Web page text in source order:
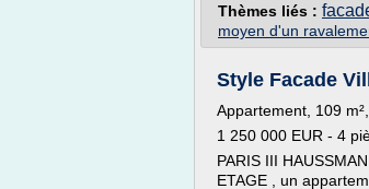
Thèmes liés :
moyen d'un
Style Facade
Appartement, 109
1 250 000 EUR - 4
PARIS III
ETAGE , un